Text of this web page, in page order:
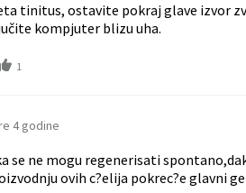
tinitus, ostavite pokraj glave izvor
kompjuter blizu uha.
1
4 godine
se ne mogu regenerisati
ovih c?elija pokrec?e glavni